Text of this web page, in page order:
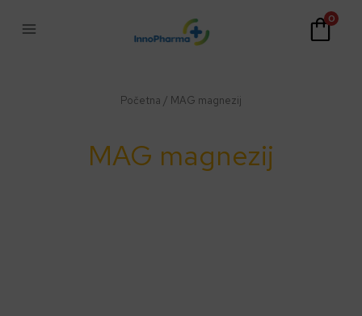
0
Početna / MAG magnezij
MAG magnezij